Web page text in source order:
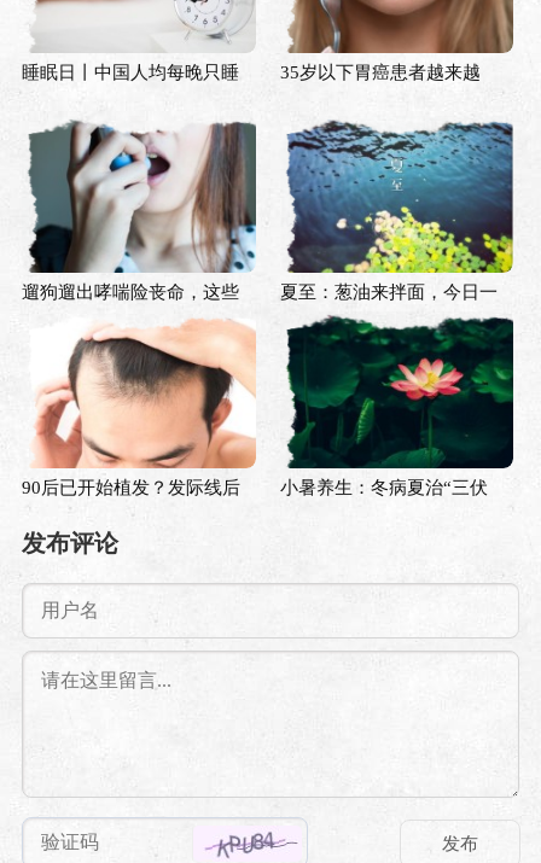
睡眠日丨中国人均每晚只睡
眠？
35岁以下胃癌患者越来越
遛狗遛出哮喘险丧命，这些
动物也会引发过敏？
夏至：葱油来拌面，今日一
阴生
90后已开始植发？发际线后
退大赛，你参加了吗？
小暑养生：冬病夏治“三伏
发布评论